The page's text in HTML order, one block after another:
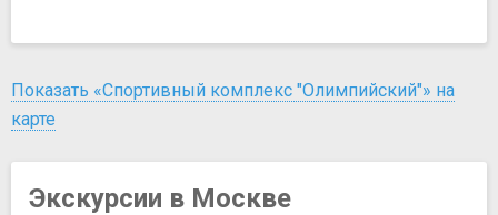
Показать «Спортивный комплекс "Олимпийский"» на
карте
Экскурсии в Москве